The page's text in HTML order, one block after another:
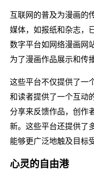
互联网的普及为漫画的
媒体，如报纸和杂志，
数字平台如网络漫画网
为了漫画作品展示和传
这些平台不仅提供了一
和读者提供了一个互动
分享来反馈作品，创作
新。这些平台还提供了
能够更广泛地触及目标
心灵的自由港